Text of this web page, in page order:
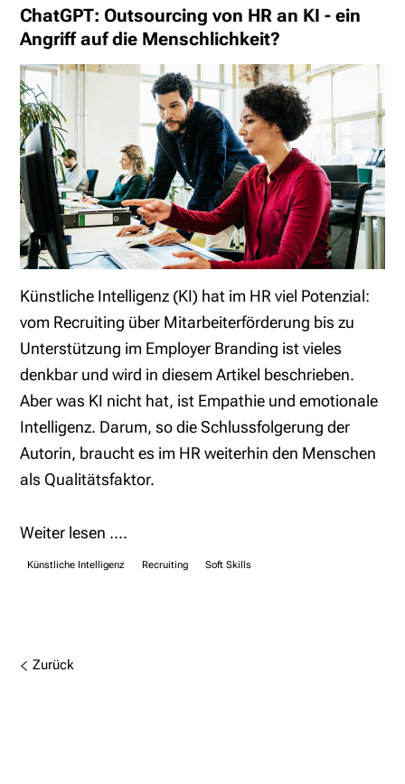
ChatGPT: Outsourcing von HR an KI - ein
Angriff auf die Menschlichkeit?
Künstliche Intelligenz (KI) hat im HR viel Potenzial:
vom Recruiting über Mitarbeiterförderung bis zu
Unterstützung im Employer Branding ist vieles
denkbar und wird in diesem Artikel beschrieben.
Aber was KI nicht hat, ist Empathie und emotionale
Intelligenz. Darum, so die Schlussfolgerung der
Autorin, braucht es im HR weiterhin den Menschen
als Qualitätsfaktor.
Weiter lesen ....
Künstliche Intelligenz Recruiting Soft Skills
Zurück